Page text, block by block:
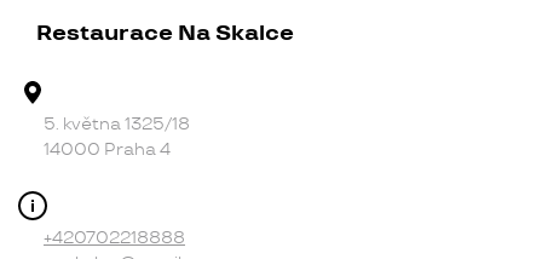
Restaurace Na Skalce
5. května 1325/18
14000 Praha 4
+420702218888